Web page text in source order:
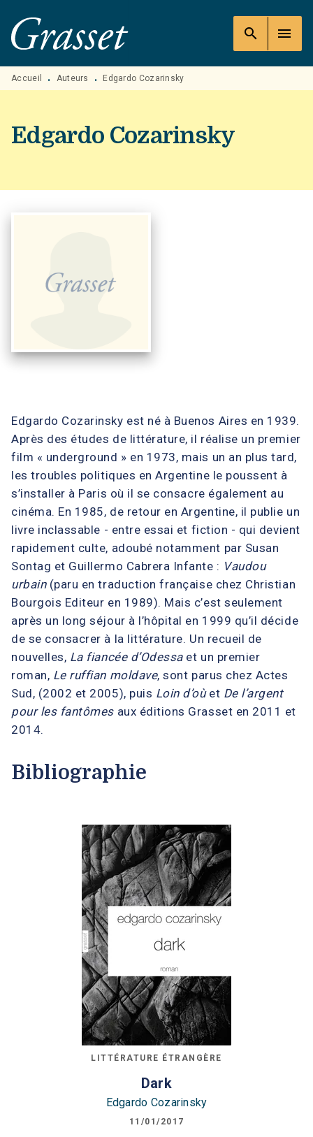
MENU RECHERCHE
PIED DE PAGE
search menu
Accueil • Auteurs • Edgardo Cozarinsky
Edgardo Cozarinsky
Edgardo Cozarinsky est né à Buenos Aires en 1939.
Après des études de littérature, il réalise un premier
film « underground » en 1973, mais un an plus tard,
les troubles politiques en Argentine le poussent à
s’installer à Paris où il se consacre également au
cinéma. En 1985, de retour en Argentine, il publie un
livre inclassable - entre essai et fiction - qui devient
rapidement culte, adoubé notamment par Susan
Sontag et Guillermo Cabrera Infante : Vaudou
urbain(paru en traduction française chez Christian
Bourgois Editeur en 1989). Mais c’est seulement
après un long séjour à l’hôpital en 1999 qu’il décide
de se consacrer à la littérature. Un recueil de
nouvelles, La fiancée d’Odessaet un premier
roman, Le ruffian moldave, sont parus chez Actes
Sud, (2002 et 2005), puis Loin d’oùet De l’argent
pour les fantômes aux éditions Grasset en 2011 et
2014.
Bibliographie
LITTÉRATURE ÉTRANGÈRE
Dark
Edgardo Cozarinsky
11/01/2017